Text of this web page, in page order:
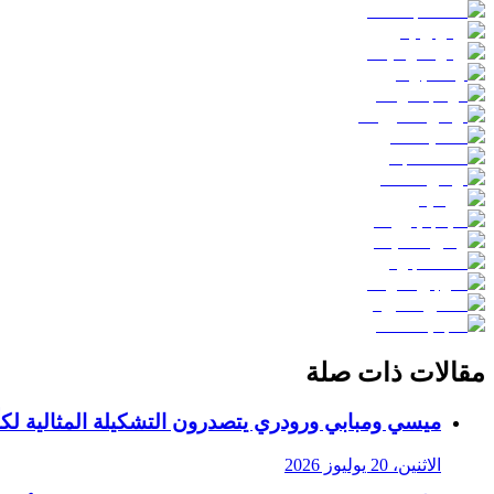
مقالات ذات صلة
ميسي ومبابي ورودري يتصدرون التشكيلة المثالية لكأس
الاثنين، 20 يوليوز 2026